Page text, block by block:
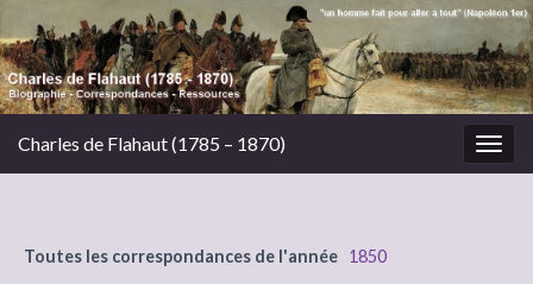
Charles de Flahaut (1785 – 1870)
Toutes les correspondances de l'année 1850